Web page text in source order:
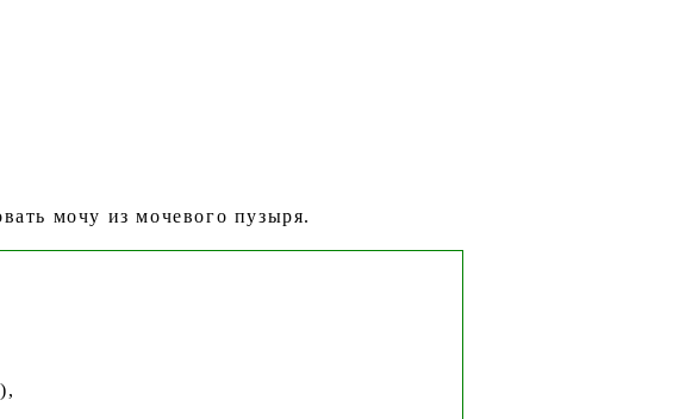
мочу из мочевого пузыря.